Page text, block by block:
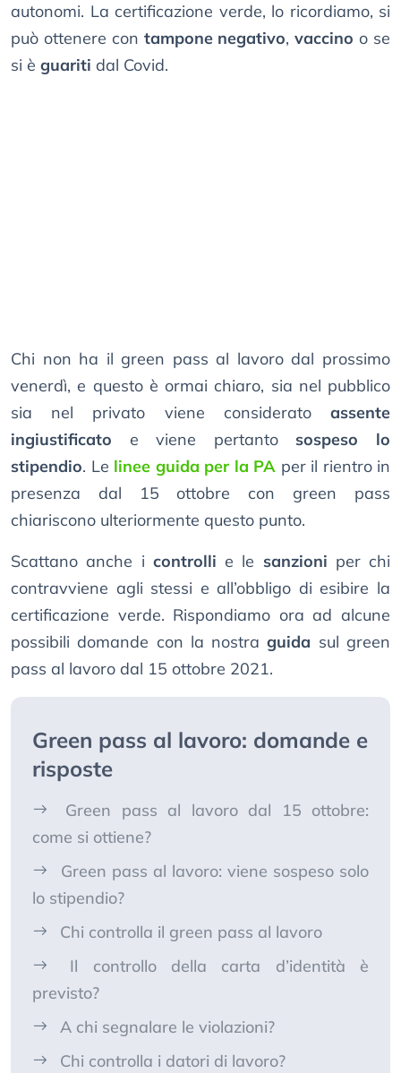
autonomi. La certificazione verde, lo ricordiamo, si
può ottenere con tampone negativo,vaccino o se
si è guariti dal Covid.
Chi non ha il green pass al lavoro dal prossimo
venerdì, e questo è ormai chiaro, sia nel pubblico
sia nel privato viene considerato assente
ingiustificato e viene pertanto sospeso lo
stipendio. Le linee guida per la PA per il rientro in
presenza dal 15 ottobre con green pass
chiariscono ulteriormente questo punto.
Scattano anche i controlli e le sanzioni per chi
contravviene agli stessi e all’obbligo di esibire la
certificazione verde. Rispondiamo ora ad alcune
possibili domande con la nostraguida sul green
pass al lavoro dal 15 ottobre 2021.
Green pass al lavoro: domande e
risposte
Green pass al lavoro dal 15 ottobre:
come si ottiene?
Green pass al lavoro: viene sospeso solo
lo stipendio?
Chi controlla il green pass al lavoro
Il controllo della carta d’identità è
previsto?
A chi segnalare le violazioni?
Chi controlla i datori di lavoro?